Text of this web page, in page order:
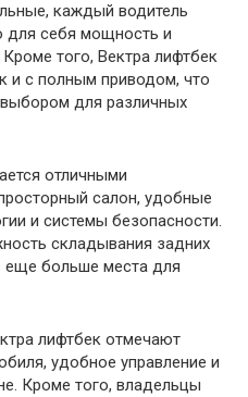
каждый водитель
себя мощность и
того, Вектра лифтбек
и с полным приводом, что
для различных
отличными
салон, удобные
и системы безопасности.
складывания задних
еще больше места для
лифтбек отмечают
удобное управление и
Кроме того, владельцы